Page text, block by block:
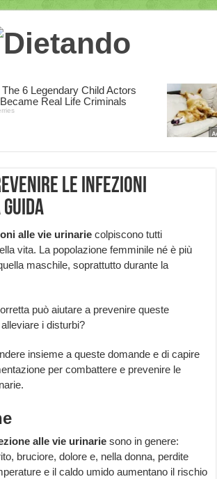
le infezioni
alle vie urinarie colpiscono tutti
vita. La popolazione femminile né è più
maschile, soprattutto durante la
può aiutare a prevenire queste
i disturbi?
insieme a queste domande e di capire
per combattere e prevenire le
alle vie urinarie sono in genere:
bruciore, dolore e, nella donna, perdite
e il caldo umido aumentano il rischio